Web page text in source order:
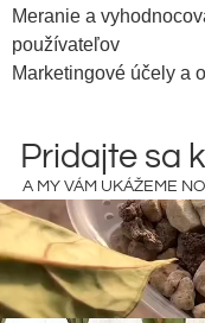
Meranie a
používateľov
Marketingové účely a
Pridajte sa
A MY VÁM UKÁŽEME